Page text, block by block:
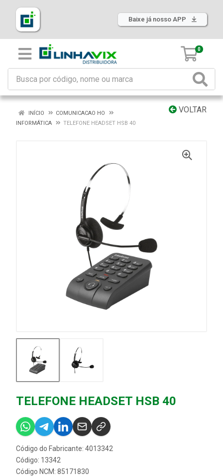
Baixe já nosso APP
0
VOLTAR
INÍCIO
COMUNICACAO HO
INFORMÁTICA
TELEFONE HEADSET HSB 40
TELEFONE HEADSET HSB 40
Código do Fabricante: 4013342
Código: 13342
Código NCM: 85171830